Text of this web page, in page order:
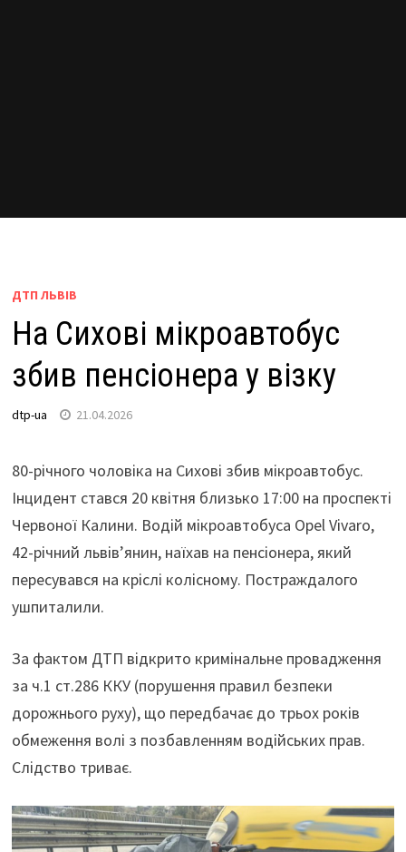
ДТП ЛЬВІВ
На Сихові мікроавтобус
збив пенсіонера у візку
dtp-ua 21.04.2026
80-річного чоловіка на Сихові збив мікроавтобус.
Інцидент стався 20 квітня близько 17:00 на проспекті
Червоної Калини. Водій мікроавтобуса Opel Vivaro,
42-річний львів’янин, наїхав на пенсіонера, який
пересувався на кріслі колісному. Постраждалого
ушпиталили.
За фактом ДТП відкрито кримінальне провадження
за ч.1 ст.286 ККУ (порушення правил безпеки
дорожнього руху), що передбачає до трьох років
обмеження волі з позбавленням водійських прав.
Слідство триває.